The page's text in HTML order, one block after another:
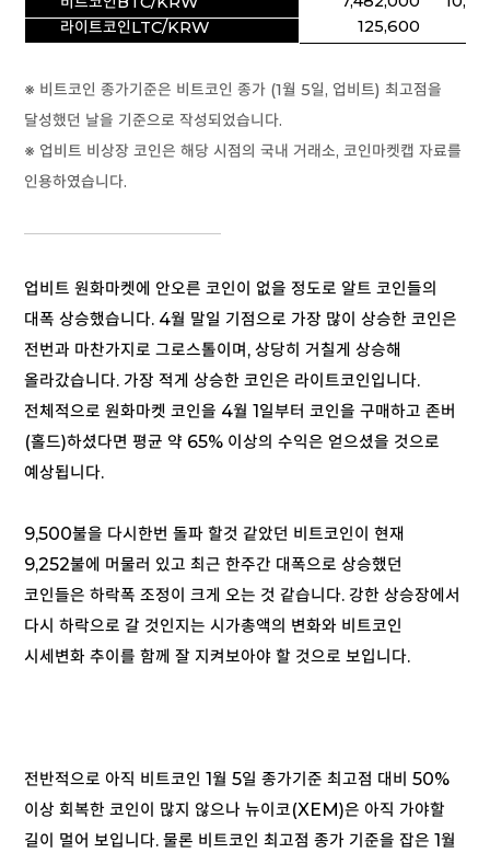
라이트코인LTC/KRW
125,600
※ 비트코인 종가기준은 비트코인 종가 (1월 5일, 업비트) 최고점을
달성했던 날을 기준으로 작성되었습니다.
※ 업비트 비상장 코인은 해당 시점의 국내 거래소, 코인마켓캡 자료를
인용하였습니다.
업비트 원화마켓에 안오른 코인이 없을 정도로 알트 코인들의
대폭 상승했습니다. 4월 말일 기점으로 가장 많이 상승한 코인은
전번과 마찬가지로 그로스톨이며, 상당히 거칠게 상승해
올라갔습니다. 가장 적게 상승한 코인은 라이트코인입니다.
전체적으로 원화마켓 코인을 4월 1일부터 코인을 구매하고 존버
(홀드)하셨다면 평균 약 65% 이상의 수익은 얻으셨을 것으로
예상됩니다.
9,500불을 다시한번 돌파 할것 같았던 비트코인이 현재
9,252불에 머물러 있고 최근 한주간 대폭으로 상승했던
코인들은 하락폭 조정이 크게 오는 것 같습니다. 강한 상승장에서
다시 하락으로 갈 것인지는 시가총액의 변화와 비트코인
시세변화 추이를 함께 잘 지켜보아야 할 것으로 보입니다.
전반적으로 아직 비트코인 1월 5일 종가기준 최고점 대비 50%
이상 회복한 코인이 많지 않으나 뉴이코(XEM)은 아직 가야할
길이 멀어 보입니다. 물론 비트코인 최고점 종가 기준을 잡은 1월